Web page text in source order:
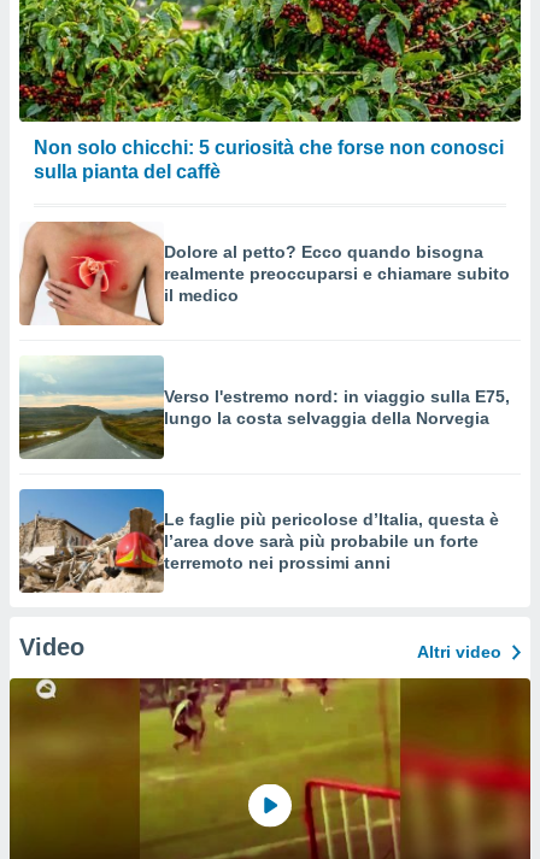
Non solo chicchi: 5 curiosità che forse non conosci
sulla pianta del caffè
Dolore al petto? Ecco quando bisogna
realmente preoccuparsi e chiamare subito
il medico
Verso l'estremo nord: in viaggio sulla E75,
lungo la costa selvaggia della Norvegia
Le faglie più pericolose d’Italia, questa è
l’area dove sarà più probabile un forte
terremoto nei prossimi anni
Video Altri video